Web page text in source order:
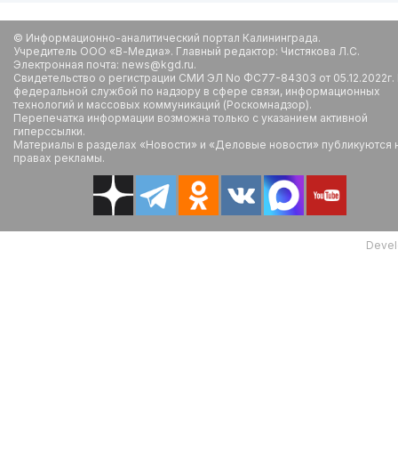
© Информационно-аналитический портал Калининграда.
Учредитель ООО «В-Медиа». Главный редактор: Чистякова Л.С.
Электронная почта: news@kgd.ru.
Свидетельство о регистрации СМИ ЭЛ No ФС77-84303 от
федеральной службой по надзору в сфере связи, информационных
технологий и массовых коммуникаций (Роскомнадзор).
Перепечатка информации возможна только с указанием активной
гиперссылки.
Материалы в разделах «Новости» и «Деловые новости» публикуются
правах рекламы.